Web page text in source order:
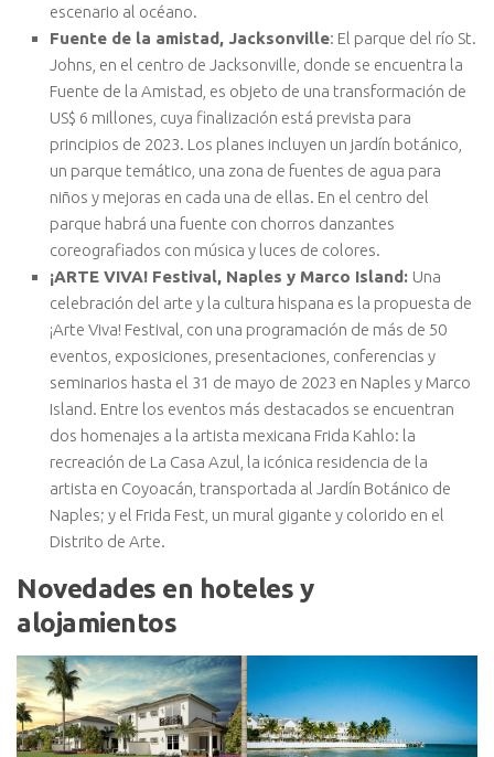
escenario al océano.
Fuente de la amistad, Jacksonville: El parque del río St.
Johns, en el centro de Jacksonville, donde se encuentra la
Fuente de la Amistad, es objeto de una transformación de
US$ 6 millones, cuya finalización está prevista para
principios de 2023. Los planes incluyen un jardín botánico,
un parque temático, una zona de fuentes de agua para
niños y mejoras en cada una de ellas. En el centro del
parque habrá una fuente con chorros danzantes
coreografiados con música y luces de colores.
¡ARTE VIVA! Festival, Naples y Marco Island: Una
celebración del arte y la cultura hispana es la propuesta de
¡Arte Viva! Festival, con una programación de más de 50
eventos, exposiciones, presentaciones, conferencias y
seminarios hasta el 31 de mayo de 2023 en Naples y Marco
Island. Entre los eventos más destacados se encuentran
dos homenajes a la artista mexicana Frida Kahlo: la
recreación de La Casa Azul, la icónica residencia de la
artista en Coyoacán, transportada al Jardín Botánico de
Naples; y el Frida Fest, un mural gigante y colorido en el
Distrito de Arte.
Novedades en hoteles y
alojamientos